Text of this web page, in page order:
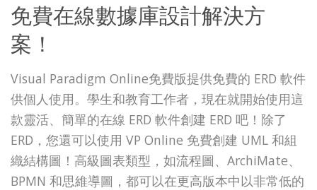
免費在線數據庫設計解決方
案！
Visual Paradigm Online免費版提供免費的 ERD 軟件
供個人使用。學生和教育工作者，現在就開始使用這
款靈活、簡單的在線 ERD 軟件創建 ERD 吧！除了
ERD，您還可以使用 VP Online 免費創建 UML 和組
織結構圖！高級圖表類型，如流程圖、ArchiMate、
BPMN 和思維導圖，都可以在更高版本中以非常低的